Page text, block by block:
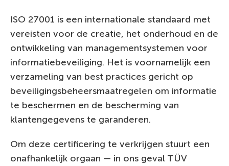
ISO 27001 is een internationale standaard met
vereisten voor de creatie, het onderhoud en de
ontwikkeling van managementsystemen voor
informatiebeveiliging. Het is voornamelijk een
verzameling van best practices gericht op
beveiligingsbeheersmaatregelen om informatie
te beschermen en de bescherming van
klantengegevens te garanderen.
Om deze certificering te verkrijgen stuurt een
onafhankelijk orgaan — in ons geval TÜV